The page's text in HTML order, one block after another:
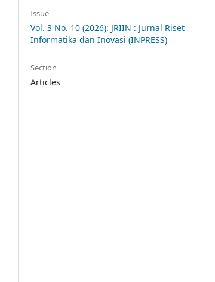
Issue
Vol. 3 No. 10 (2026): JRIIN : Jurnal Riset
Informatika dan Inovasi (INPRESS)
Section
Articles